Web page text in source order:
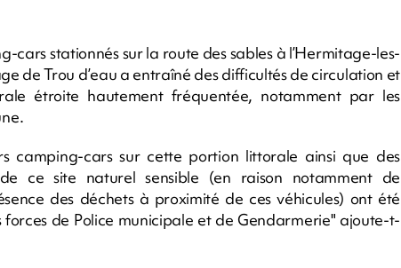
cars stationnés sur la route des sables à l’Hermitage-les-
de Trou d’eau a entraîné des difficultés de circulation et
étroite hautement fréquentée, notamment par les
camping-cars sur cette portion littorale ainsi que des
ce site naturel sensible (en raison notamment de
des déchets à proximité de ces véhicules) ont été
forces de Police municipale et de Gendarmerie" ajoute-t-